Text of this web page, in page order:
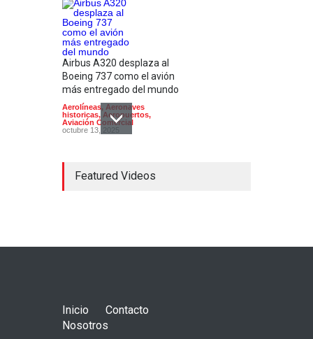
Airbus A320 desplaza al
Boeing 737 como el avión
más entregado del mundo
Aerolíneas, Aeronaves
historicas, Aeropuertos,
Aviación Comercial
octubre 13, 2025
Aeroméxico cambia de
Featured Videos
Inicio
Contacto
Nosotros